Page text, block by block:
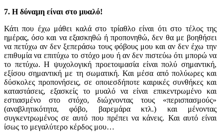
7. Η δύναμη είναι στο μυαλό!
Κάτι που έχω μάθει καλά στο τρίαθλο είναι ότι στο τέλος της
ημέρας, όσο και να εξασκηθώ ή προπονηθώ, δεν θα με βοηθήσει
να πετύχω αν δεν ξεπεράσω τους φόβους μου και αν δεν έχω την
επιθυμία να επιτύχω το στόχο μου ή αν δεν πιστεύω ότι μπορώ να
το πετύχω. Η ψυχολογική προετοιμασία είναι πολύ σημαντική,
εξίσου σημαντική με τη σωματική. Και μέσα από πολύωρες και
δύσκολες προπονήσεις, σε οποιεσδήποτε καιρικές συνθήκες και
καταστάσεις, εξασκείς το μυαλό να είναι επικεντρωμένο και
εστιασμένο στο στόχο, διώχνοντας τους «περισπασμούς»
(αναβλητικότητα, φόβο, βαρεμάρα κτλ.) και μένοντας
συγκεντρωμένος σε αυτό που πρέπει να κάνεις. Και αυτό είναι
ίσως το μεγαλύτερο κέρδος μου…